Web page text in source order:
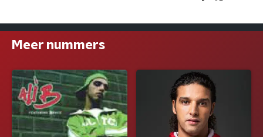
Meer nummers